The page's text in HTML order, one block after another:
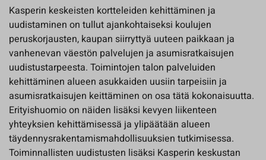
Kasperin keskeisten kortteleiden kehittäminen ja
uudistaminen on tullut ajankohtaiseksi koulujen
peruskorjausten, kaupan siirryttyä uuteen paikkaan ja
vanhenevan väestön palvelujen ja asumisratkaisujen
uudistustarpeesta. Toimintojen talon palveluiden
kehittäminen alueen asukkaiden uusiin tarpeisiin ja
asumisratkaisujen keittäminen on osa tätä kokonaisuutta.
Erityishuomio on näiden lisäksi kevyen liikenteen
yhteyksien kehittämisessä ja ylipäätään alueen
täydennysrakentamismahdollisuuksien tutkimisessa.
Toiminnallisten uudistusten lisäksi Kasperin keskustan